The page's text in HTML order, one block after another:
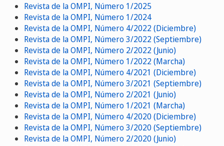
Revista de la OMPI, Número 1/2025
Revista de la OMPI, Número 1/2024
Revista de la OMPI, Número 4/2022 (Diciembre)
Revista de la OMPI, Número 3/2022 (Septiembre)
Revista de la OMPI, Número 2/2022 (Junio)
Revista de la OMPI, Número 1/2022 (Marcha)
Revista de la OMPI, Número 4/2021 (Diciembre)
Revista de la OMPI, Número 3/2021 (Septiembre)
Revista de la OMPI, Número 2/2021 (Junio)
Revista de la OMPI, Número 1/2021 (Marcha)
Revista de la OMPI, Número 4/2020 (Diciembre)
Revista de la OMPI, Número 3/2020 (Septiembre)
Revista de la OMPI, Número 2/2020 (Junio)